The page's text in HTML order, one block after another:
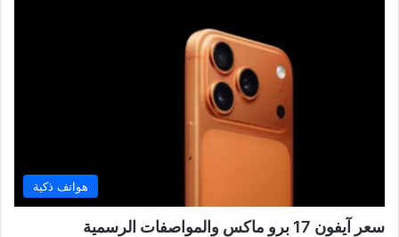
هواتف ذكية
سعر آيفون 17 برو ماكس والمواصفات الرسمية